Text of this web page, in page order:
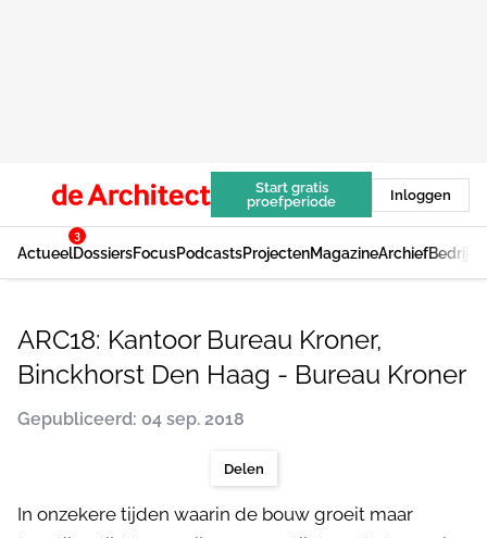
Start gratis
proefperiode
Inloggen
Actueel
3
DossiersFocusPodcastsProjectenMagazineArchief
ARC18: Kantoor Bureau Kroner,
Binckhorst Den Haag - Bureau Kroner
Gepubliceerd: 04 sep. 2018
Delen
In onzekere tijden waarin de bouw groeit maar